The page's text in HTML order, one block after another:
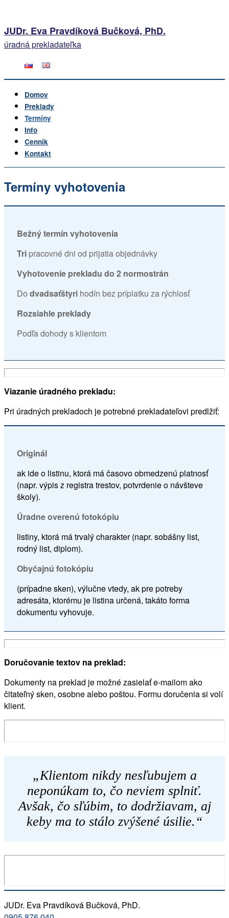
JUDr. Eva Pravdíková Bučková, PhD.
úradná prekladateľka
Domov
Preklady
Termíny
Info
Cenník
Kontakt
Termíny vyhotovenia
Bežný termín vyhotovenia
Tri pracovné dni od prijatia objednávky
Vyhotovenie prekladu do 2 normostrán
Do dvadsaťštyri hodín bez príplatku za rýchlosť
Rozsiahle preklady
Podľa dohody s klientom
Viazanie úradného prekladu:
Pri úradných prekladoch je potrebné prekladateľovi predlžiť:
Originál
ak ide o listinu, ktorá má časovo obmedzenú platnosť
(napr. výpis z registra trestov, potvrdenie o návšteve
školy).
Úradne overenú fotokópiu
listiny, ktorá má trvalý charakter (napr. sobášny list,
rodný list, diplom).
Obyčajnú fotokópiu
(prípadne sken), výlučne vtedy, ak pre potreby
adresáta, ktorému je listina určená, takáto forma
dokumentu vyhovuje.
Doručovanie textov na preklad:
Dokumenty na preklad je možné zasielať e-mailom ako
čitateľný sken, osobne alebo poštou. Formu doručenia si volí
klient.
„Klientom nikdy nesľubujem a
neponúkam to, čo neviem splniť.
Avšak, čo sľúbim, to dodržiavam, aj
keby ma to stálo zvýšené úsilie.“
JUDr. Eva Pravdíková Bučková, PhD.